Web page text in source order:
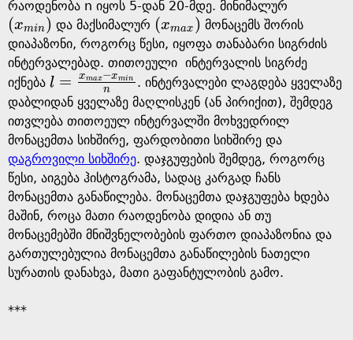
e
რაოდენობა n იყოს 5-დან 20-მდე. მინიმალურ
(xmin)
(xmin) და მაქსიმალურ (xmax )
(xmax ) მონაცემს შორის
დიაპაზონი, როგორც წესი, იყოფა თანაბარი სიგრძის
ინტერვალებად. თითოეული ინტერვალის სიგრძე
იქნება l = xmax−xmin
n
l=xmax-xminn. ინტერვალები ლაგდება ყველაზე
დაბლიდან ყველაზე მაღლისკენ (ან პირიქით), შემდეგ
ითვლება თითოეულ ინტერვალში მოხვედრილ
მონაცემთა სიხშირე, ფარდობითი სიხშირე და
დაგროვილი სიხშირე. დაჯგუფების შემდეგ, როგორც
წესი, აიგება ჰისტოგრამა, სადაც კარგად ჩანს
მონაცემთა განაწილება. მონაცემთა დაჯგუფება ხდება
მაშინ, როცა მათი რაოდენობა დიდია ან თუ
მონაცემებში მნიშვნელობების ფართო დიაპაზონია და
გართულებულია მონაცემთა განაწილების ნათელი
სურათის დანახვა, მათი გაფანტულობის გამო.
***